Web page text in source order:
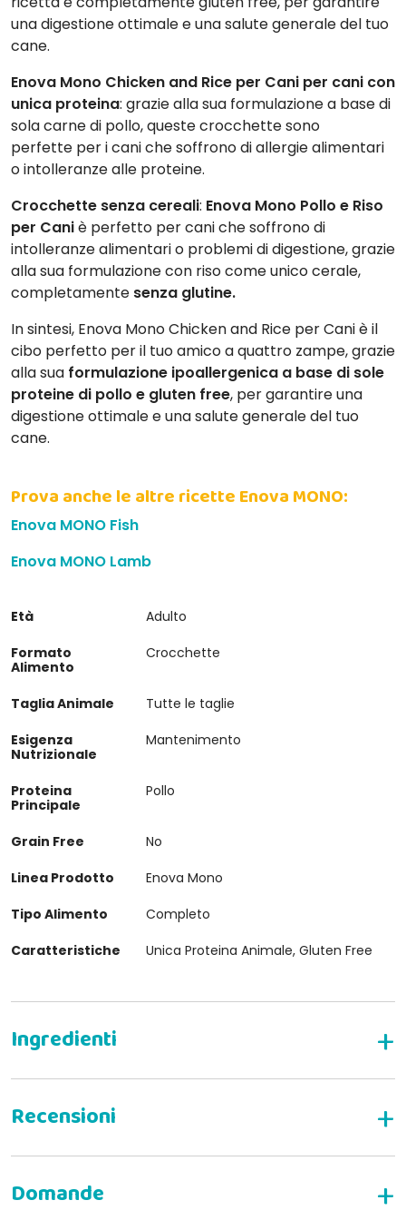
una digestione ottimale e una salute generale del tuo
cane.
Enova Mono Chicken and Rice per Cani per cani con
unica proteina: grazie alla sua formulazione a base di
sola carne di pollo, queste crocchette sono
perfette per i cani che soffrono di allergie alimentari
o intolleranze alle proteine.
Crocchette senza cereali: Enova Mono Pollo e Riso
per Caniè perfetto per cani che soffrono di
intolleranze alimentari o problemi di digestione, grazie
alla sua formulazione con riso come unico cerale,
completamente senza glutine.
In sintesi, Enova Mono Chicken and Rice per Cani è il
cibo perfetto per il tuo amico a quattro zampe, grazie
alla sua formulazione ipoallergenica a base di sole
proteine di pollo e gluten free, per garantire una
digestione ottimale e una salute generale del tuo
cane.
Prova anche le altre ricette Enova MONO:
Enova MONO Fish
Enova MONO Lamb
Età
Adulto
Formato
Alimento
Crocchette
Taglia Animale
Tutte le taglie
Esigenza
Nutrizionale
Mantenimento
Proteina
Principale
Pollo
Grain Free
No
Linea Prodotto
Enova Mono
Tipo Alimento
Completo
Caratteristiche
Unica Proteina Animale, Gluten Free